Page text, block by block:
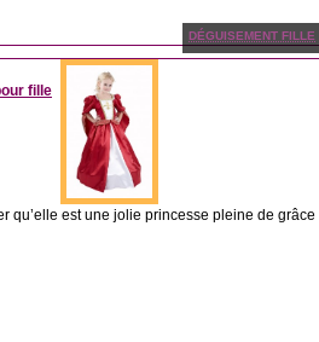
DÉGUISEMENT FILLE
fille
qu’elle est une jolie princesse pleine de grâce